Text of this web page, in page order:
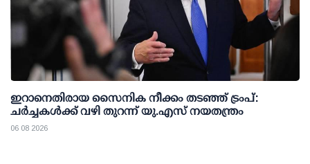
ഇറാനെതിരായ സൈനിക നീക്കം തടഞ്ഞ് ട്രംപ്:
ചര്‍ച്ചകള്‍ക്ക് വഴി തുറന്ന് യു.എസ് നയതന്ത്രം
06 08 2026